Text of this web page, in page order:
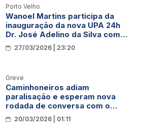
Porto Velho
Wanoel Martins participa da
inauguração da nova UPA 24h
Dr. José Adelino da Silva com
capacidade para atender até
500 pessoas por dia
27/03/2026 | 23:20
Greve
Caminhoneiros adiam
paralisação e esperam nova
rodada de conversa com o
governo
20/03/2026 | 01:11